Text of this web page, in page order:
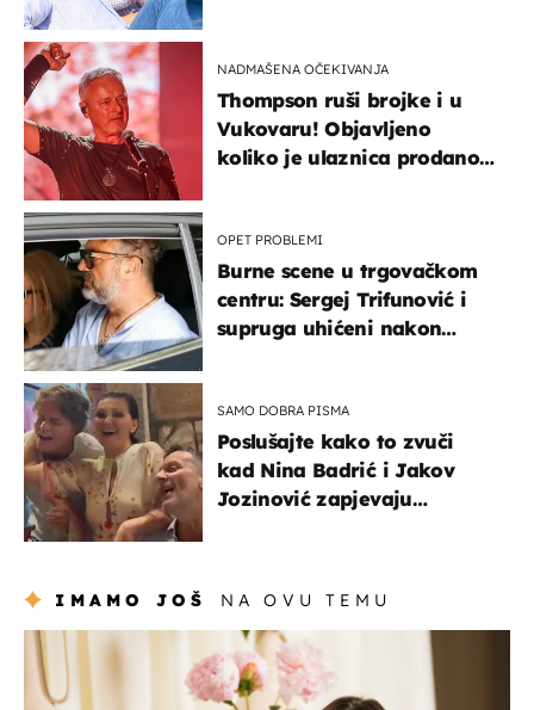
NADMAŠENA OČEKIVANJA
Thompson ruši brojke i u
Vukovaru! Objavljeno
koliko je ulaznica prodano
OPET PROBLEMI
Burne scene u trgovačkom
centru: Sergej Trifunović i
supruga uhićeni nakon
SAMO DOBRA PISMA
Poslušajte kako to zvuči
kad Nina Badrić i Jakov
Jozinović zapjevaju
IMAMO JOŠ NA OVU TEMU
moda & ljepota